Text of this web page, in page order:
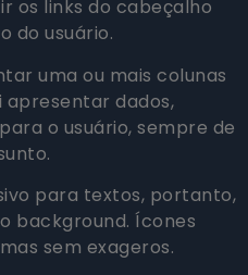
os links do cabeçalho
do usuário.
uma ou mais colunas
apresentar dados,
o usuário, sempre de
para textos, portanto,
background. Ícones
sem exageros.